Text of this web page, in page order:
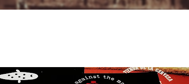
BIRRAIRE IN ENGLISH